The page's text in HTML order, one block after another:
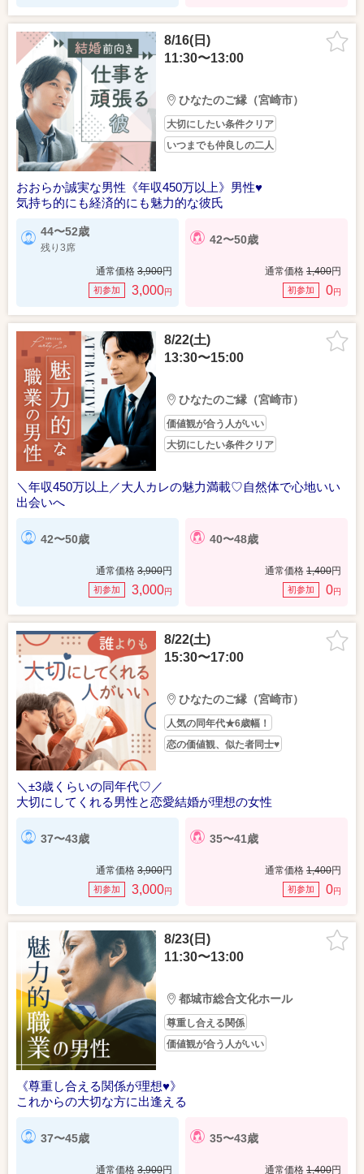
8/16(日)
11:30〜13:00
ひなたのご縁（宮崎市）
大切にしたい条件クリア
いつまでも仲良しの二人
おおらか誠実な男性《年収450万以上》男性♥
気持ち的にも経済的にも魅力的な彼氏
44〜52歳
残り3席
通常価格 3,900円
初参加 3,000円
42〜50歳
通常価格 1,400円
初参加 0円
8/22(土)
13:30〜15:00
ひなたのご縁（宮崎市）
価値観が合う人がいい
大切にしたい条件クリア
＼年収450万以上／大人カレの魅力満載♡自然体で心地いい
出会いへ
42〜50歳
通常価格 3,900円
初参加 3,000円
40〜48歳
通常価格 1,400円
初参加 0円
8/22(土)
15:30〜17:00
ひなたのご縁（宮崎市）
人気の同年代★6歳幅！
恋の価値観、似た者同士♥
＼±3歳くらいの同年代♡／
大切にしてくれる男性と恋愛結婚が理想の女性
37〜43歳
通常価格 3,900円
初参加 3,000円
35〜41歳
通常価格 1,400円
初参加 0円
8/23(日)
11:30〜13:00
都城市総合文化ホール
尊重し合える関係
価値観が合う人がいい
《尊重し合える関係が理想♥》
これからの大切な方に出逢える
37〜45歳
通常価格 3,900円
35〜43歳
通常価格 1,400円